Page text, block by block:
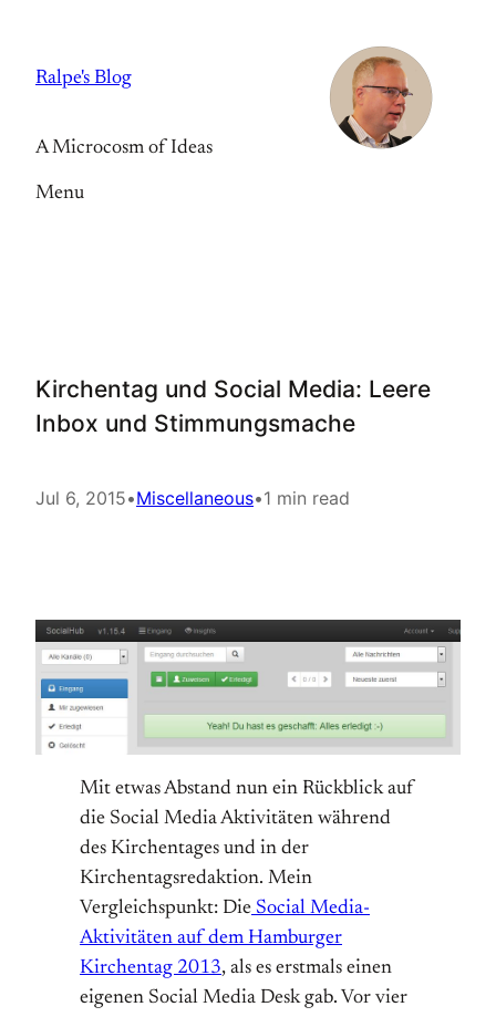
content
Ralpe's Blog
A Microcosm of Ideas
Menu
Kirchentag und Social Media: Leere
Inbox und Stimmungsmache
Jul 6, 2015•Miscellaneous•1 min read
Mit etwas Abstand nun ein Rückblick auf
die Social Media Aktivitäten während
des Kirchentages und in der
Kirchentagsredaktion. Mein
Vergleichspunkt: Die Social Media-
Aktivitäten auf dem Hamburger
Kirchentag 2013, als es erstmals einen
eigenen Social Media Desk gab. Vor vier